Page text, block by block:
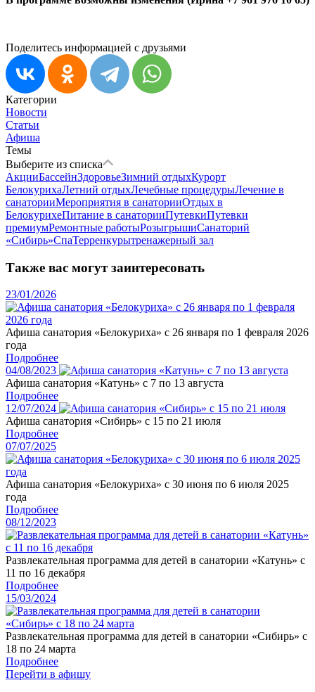
Поделитесь информацией с друзьями
Категории
Новости
Статьи
Афиша
Темы
Выберите из списка
АкцииБассейнЗдоровьеЗимний отдыхКурорт
БелокурихаЛетний отдыхЛечебные процедурыЛечение в
санаторииМероприятия в санаторииОтдых в
БелокурихеПитание в санаторииПутевкиПутевки
премиумРемонтные работыРозыгрышиСанаторий
«Сибирь»СпаТерренкурытренажерный зал
Также вас могут заинтересовать
23/01/2026
Афиша санатория «Белокуриха» с 26 января по 1 февраля 2026
года
Подробнее
04/08/2023
Афиша санатория «Катунь» с 7 по 13 августа
Подробнее
12/07/2024
Афиша санатория «Сибирь» с 15 по 21 июля
Подробнее
07/07/2025
Афиша санатория «Белокуриха» с 30 июня по 6 июля 2025
года
Подробнее
08/12/2023
Развлекательная программа для детей в санатории «Катунь» с
11 по 16 декабря
Подробнее
15/03/2024
Развлекательная программа для детей в санатории «Сибирь» с
18 по 24 марта
Подробнее
Перейти в афишу